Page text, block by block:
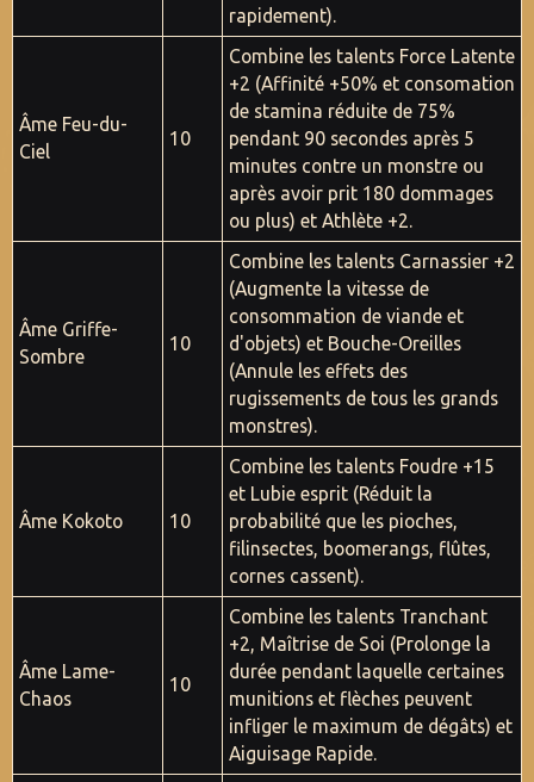
rapidement).
Âme Feu-du-
Ciel
10
Combine les talents Force Latente
+2 (Affinité +50% et consomation
de stamina réduite de 75%
pendant 90 secondes après 5
minutes contre un monstre ou
après avoir prit 180 dommages
ou plus) et Athlète +2.
Âme Griffe-
Sombre
10
Combine les talents Carnassier +2
(Augmente la vitesse de
consommation de viande et
d'objets) et Bouche-Oreilles
(Annule les effets des
rugissements de tous les grands
monstres).
Âme Kokoto 10
Combine les talents Foudre +15
et Lubie esprit (Réduit la
probabilité que les pioches,
filinsectes, boomerangs, flûtes,
cornes cassent).
Âme Lame-
Chaos
10
Combine les talents Tranchant
+2, Maîtrise de Soi (Prolonge la
durée pendant laquelle certaines
munitions et flèches peuvent
infliger le maximum de dégâts) et
Aiguisage Rapide.